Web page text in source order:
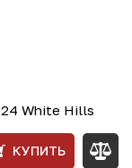
24 White Hills
КУПИТЬ